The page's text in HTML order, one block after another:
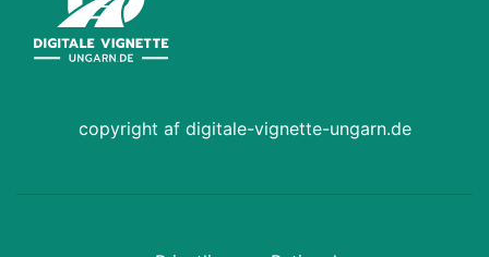
copyright af digitale-vignette-ungarn.de